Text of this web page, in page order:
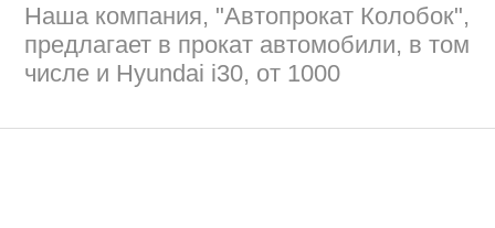
Наша компания, "Автопрокат Колобок",
предлагает в прокат автомобили, в том
числе и Hyundai i30, от 1000